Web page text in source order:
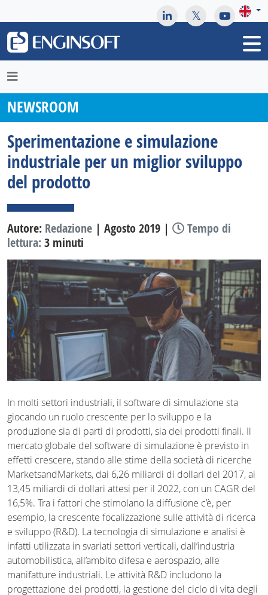
NEWSROOM
Sperimentazione e simulazione
industriale per un miglior sviluppo
del prodotto
Autore: Redazione | Agosto 2019 |
Tempo di
lettura:3 minuti
In molti settori industriali, il software di simulazione sta
giocando un ruolo crescente per lo sviluppo e la
produzione sia di parti di prodotti, sia dei prodotti finali. Il
mercato globale del software di simulazione è previsto in
effetti crescere, stando alle stime della società di ricerche
MarketsandMarkets, dai 6,26 miliardi di dollari del 2017, ai
13,45 miliardi di dollari attesi per il 2022, con un CAGR del
16,5%. Tra i fattori che stimolano la diffusione c’è, per
esempio, la crescente focalizzazione sulle attività di ricerca
e sviluppo (R&D). La tecnologia di simulazione e analisi è
infatti utilizzata in svariati settori verticali, dall’industria
automobilistica, all’ambito difesa e aerospazio, alle
manifatture industriali. Le attività R&D includono la
progettazione dei prodotti, la gestione del ciclo di vita degli
May we use cookies to track your activities? We take your
privacy very seriously. Please see our privacy policy for details
and any questions.